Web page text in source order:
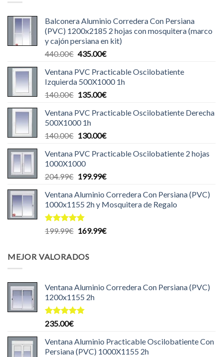
Balconera Aluminio Corredera Con Persiana
(PVC) 1200x2185 2 hojas con mosquitera (marco
y cajón persiana en kit)
440.00€ El
original
era:
440.00€.
435.00€El
actual
es:
435.00€.
Ventana PVC Practicable Oscilobatiente
Izquierda 500X1000 1h
140.00€ El
original
era:
140.00€.
135.00€El
actual
135.00€.
Ventana PVC Practicable Oscilobatiente Derecha
500X1000 1h
140.00€ El
original
era:
140.00€.
130.00€El
actual
130.00€.
Ventana PVC Practicable Oscilobatiente 2 hojas
1000X1000
204.99€ El
original
era:
204.99€.
199.99€El
actual
es:
Ventana Aluminio Corredera Con Persiana (PVC)
1000x1155 2h y Mosquitera de Regalo
Valorado
199.99€ El
era:
169.99€El
MEJOR VALORADOS
Ventana Aluminio Corredera Con Persiana (PVC)
1200x1155 2h
Valorado
de 5
235.00€
Ventana Aluminio Practicable Oscilobatiente Con
Persiana (PVC) 1000X1155 2h